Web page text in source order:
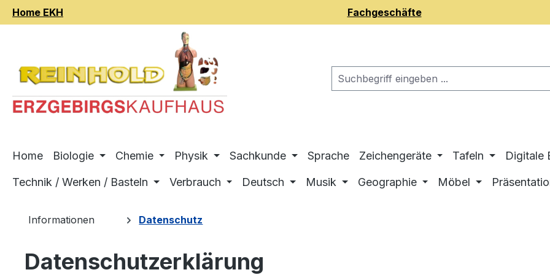
Hauptinhalt springen
Zur Suche springen
Zur Hauptnavigation springen
Home EKH Fachgeschäfte
Home Biologie Chemie Physik Sachkunde Sprache Zeichengeräte Tafeln Digitale
Technik / Werken / Basteln Verbrauch Deutsch Musik Geographie Möbel
Informationen Datenschutz
Datenschutzerklärung